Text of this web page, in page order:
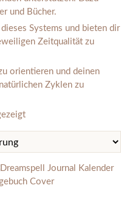
und Bücher.
Systems und bieten dir
Zeitqualität zu
orientieren und deinen
Zyklen zu